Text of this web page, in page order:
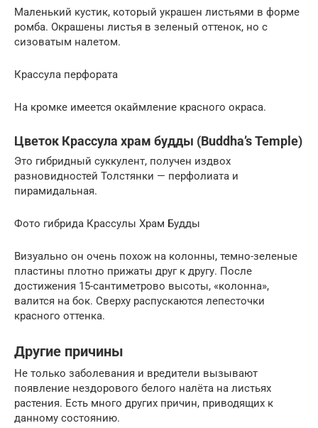
Маленький кустик, который украшен листьями в форме
ромба. Окрашены листья в зеленый оттенок, но с
сизоватым налетом.
Крассула перфората
На кромке имеется окаймление красного окраса.
Цветок Крассула храм будды (Buddha’s Temple)
Это гибридный суккулент, получен издвох
разновидностей Толстянки — перфолиата и
пирамидальная.
Фото гибрида Крассулы Храм Будды
Визуально он очень похож на колонны, темно-зеленые
пластины плотно прижаты друг к другу. После
достижения 15-сантиметрово высоты, «колонна»,
валится на бок. Сверху распускаются лепесточки
красного оттенка.
Другие причины
Не только заболевания и вредители вызывают
появление нездорового белого налёта на листьях
растения. Есть много других причин, приводящих к
данному состоянию.